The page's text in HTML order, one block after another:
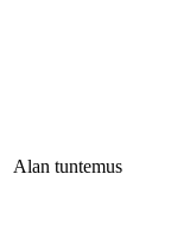
Alan tuntemus